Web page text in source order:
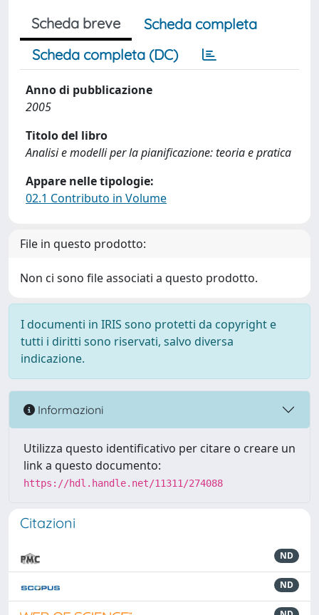
Scheda breve
Scheda completa
Scheda completa (DC)
Anno di pubblicazione
2005
Titolo del libro
Analisi e modelli per la pianificazione: teoria e pratica
Appare nelle tipologie:
02.1 Contributo in Volume
File in questo prodotto:
Non ci sono file associati a questo prodotto.
I documenti in IRIS sono protetti da copyright e
tutti i diritti sono riservati, salvo diversa
indicazione.
Informazioni
Utilizza questo identificativo per citare o creare un
link a questo documento:
https://hdl.handle.net/11311/274088
Citazioni
ND
ND